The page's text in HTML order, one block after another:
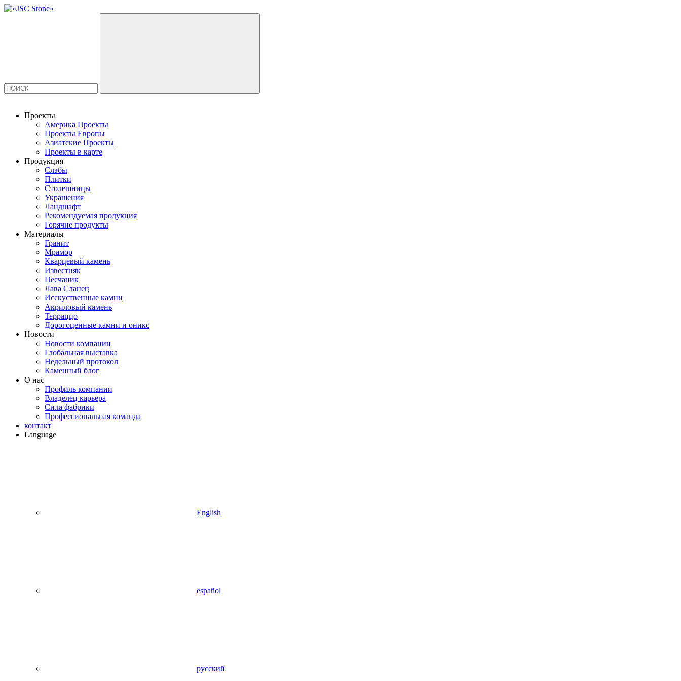
Проекты
Америка Проекты
Проекты Европы
Азиатские Проекты
Проекты в карте
Продукция
Слэбы
Плитки
Столешницы
Украшения
Ландшафт
Рекомендуемая продукция
Горячие продукты
Материалы
Гранит
Мрамор
Кварцевый камень
Известняк
Песчаник
Лава Сланец
Исскуственные камни
Акриловый камень
Терраццо
Дорогоценные камни и оникс
Новости
Новости компании
Глобальная выставка
Недельный протокол
Каменный блог
О нас
Профиль компании
Владелец карьера
Сила фабрики
Профессиональная команда
контакт
Language
English
español
русский